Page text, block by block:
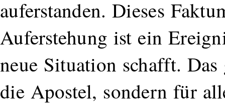
auferstanden. Dieses
Auferstehung ist ein
neue Situation schafft.
die Apostel, sondern für